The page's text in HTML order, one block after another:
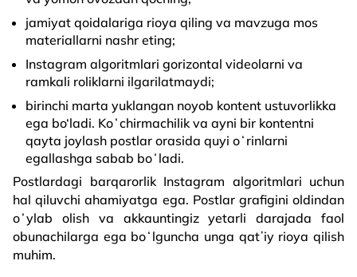
jamiyat qoidalariga rioya qiling va mavzuga mos
materiallarni nashr eting;
Instagram algoritmlari gorizontal videolarni va
ramkali roliklarni ilgarilatmaydi;
birinchi marta yuklangan noyob kontent ustuvorlikka
ega bo‘ladi. Koʻchirmachilik va ayni bir kontentni
qayta joylash postlar orasida quyi oʻrinlarni
egallashga sabab boʻladi.
Postlardagi barqarorlik Instagram algoritmlari uchun
hal qiluvchi ahamiyatga ega. Postlar grafigini oldindan
oʻylab olish va akkauntingiz yetarli darajada faol
obunachilarga ega boʻlguncha unga qatʼiy rioya qilish
muhim.